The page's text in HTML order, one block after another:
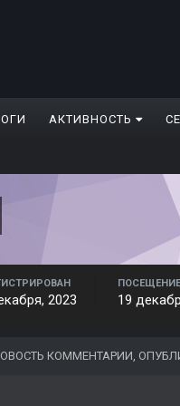
АКТИВНОСТЬ
2023
ПОСЕЩЕНИЕ
19
КОММЕНТАРИИ,